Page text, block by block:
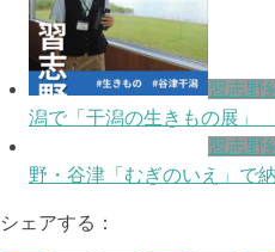
習志野
潟で「干潟の生きもの展」
習志野
野・谷津「むぎのいえ」で
シェアする：